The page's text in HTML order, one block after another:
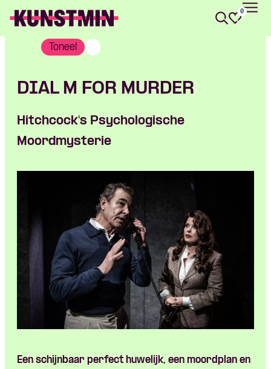
Skip navigatie
0
Toneel
DIAL M FOR MURDER
Hitchcock's Psychologische
Moordmysterie
Een schijnbaar perfect huwelijk, een moordplan en